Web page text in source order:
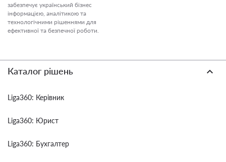
забезпечує український бізнес
інформацією, аналітикою та
технологічними рішеннями для
ефективної та безпечної роботи.
Каталог рішень
Liga360: Керівник
Liga360: Юрист
Liga360: Бухгалтер